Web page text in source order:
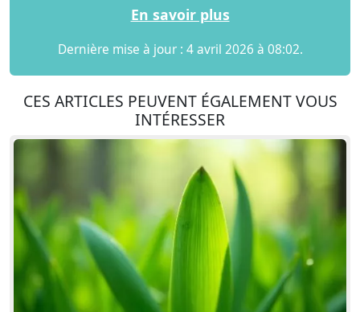
En savoir plus
Dernière mise à jour : 4 avril 2026 à 08:02.
CES ARTICLES PEUVENT ÉGALEMENT VOUS
INTÉRESSER